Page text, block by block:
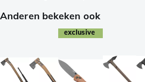
Anderen bekeken ook
exclusive